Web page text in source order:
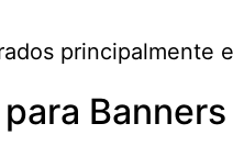
principalmente
Banners